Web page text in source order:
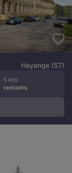
Hayange (57)
5 lots
restants